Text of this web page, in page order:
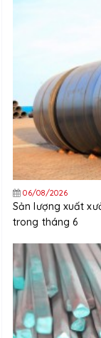
06/08/2026
Sản lượng xuất
trong tháng 6